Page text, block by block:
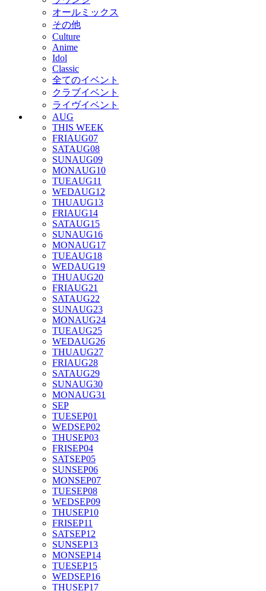
オールミックス
その他
Culture
Anime
Idol
Classic
全てのイベント
クラブイベント
ライヴイベント
AUG
THIS WEEK
FRIAUG07
SATAUG08
SUNAUG09
MONAUG10
TUEAUG11
WEDAUG12
THUAUG13
FRIAUG14
SATAUG15
SUNAUG16
MONAUG17
TUEAUG18
WEDAUG19
THUAUG20
FRIAUG21
SATAUG22
SUNAUG23
MONAUG24
TUEAUG25
WEDAUG26
THUAUG27
FRIAUG28
SATAUG29
SUNAUG30
MONAUG31
SEP
TUESEP01
WEDSEP02
THUSEP03
FRISEP04
SATSEP05
SUNSEP06
MONSEP07
TUESEP08
WEDSEP09
THUSEP10
FRISEP11
SATSEP12
SUNSEP13
MONSEP14
TUESEP15
WEDSEP16
THUSEP17